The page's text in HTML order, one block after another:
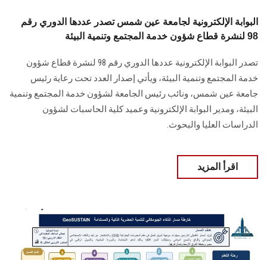
البوابة الإلكترونية لجامعة عين شمس تصدر عددها الدوري رقم
98 لنشرة قطاع شؤون خدمة المجتمع وتنمية البيئة
تصدر البوابة الإلكترونية عددها الدوري رقم 98 لنشرة قطاع شؤون
خدمة ‏المجتمع وتنمية البيئة‎، ويأتي إصدار العدد تحت رعاية رئيس
جامعة عين شمس، ونائب رئيس الجامعة لشؤون خدمة المجتمع وتنمية
البيئة، و‏مدير البوابة الإلكترونية وعميد كلية الحاسبات لشؤون
الدراسات العليا ‏والبحوث‎.‎
اقرأ المزيد